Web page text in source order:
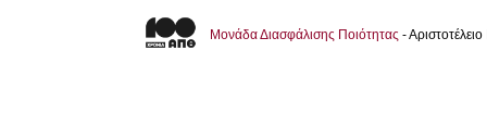
Μονάδα Διασφάλισης Ποιότητας -